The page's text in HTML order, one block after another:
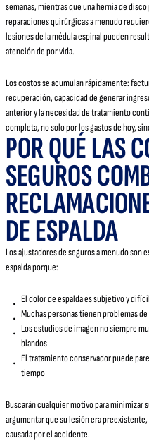
semanas, mientras que una hernia de
reparaciones quirúrgicas a menudo
lesiones de la médula espinal pueden
atención de por vida.
Los costos se acumulan rápidamente:
recuperación, capacidad de generar
anterior y la necesidad de tratamiento
completa, no solo por los gastos de hoy,
POR QUÉ LAS
SEGUROS
DE ESPALDA
Los ajustadores de seguros a menudo
espalda porque:
El dolor de espalda es subjetivo y
Muchas personas tienen problemas
Los estudios de imagen no siempre
blandos
El tratamiento conservador puede
tiempo
Buscarán cualquier motivo para minimizar
argumentar que su lesión era
causada por el accidente.